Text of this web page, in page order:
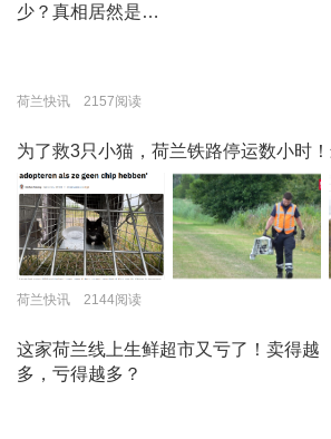
少？真相居然是…
荷兰快讯 2157阅读
为了救3只小猫，荷兰铁路停运数小时
荷兰快讯 2144阅读
这家荷兰线上生鲜超市又亏了！卖得越
多，亏得越多？